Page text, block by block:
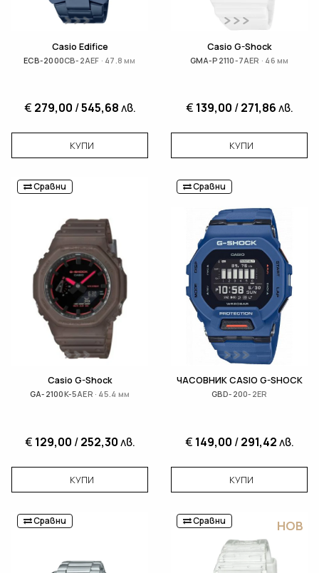
Casio Edifice
ECB-2000CB-2AEF · 47.8 мм
€ 279,00 /545,68лв.
КУПИ
Casio G-Shock
GMA-P2110-7AER · 46 мм
€ 139,00 /271,86лв.
КУПИ
Сравни
Casio G-Shock
GA-2100K-5AER · 45.4 мм
€ 129,00 /252,30лв.
КУПИ
Сравни
ЧАСОВНИК CASIO G-SHOCK
GBD-200-2ER
€ 149,00 /291,42лв.
КУПИ
Сравни Сравни НОВ